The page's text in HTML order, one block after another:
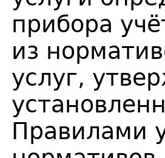
прибора
из
услуг,
Правилами